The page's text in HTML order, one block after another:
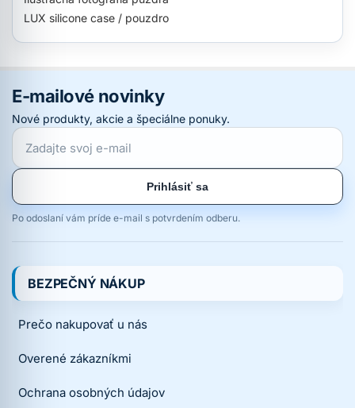
LUX silicone case / pouzdro
E-mailové novinky
Nové produkty, akcie a špeciálne ponuky.
Prihlásiť sa
Po odoslaní vám príde e-mail s potvrdením odberu.
BEZPEČNÝ NÁKUP
Prečo nakupovať u nás
Overené zákazníkmi
Ochrana osobných údajov